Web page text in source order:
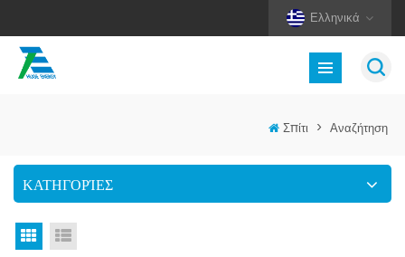
Ελληνικά
Σπίτι > Αναζήτηση
ΚΑΤΗΓΟΡΊΕΣ
Προβολή πλέγματος